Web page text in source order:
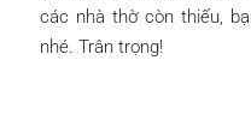
các nhà thờ còn thiếu,
nhé. Trân trọng!